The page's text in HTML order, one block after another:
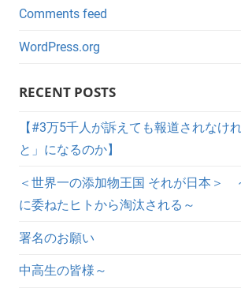
Comments feed
WordPress.org
RECENT POSTS
【#3万5千人が訴えても報道されなけ
と」になるのか】
＜世界一の添加物王国 それが日本＞
に委ねたヒトから淘汰される～
署名のお願い
中高生の皆様～